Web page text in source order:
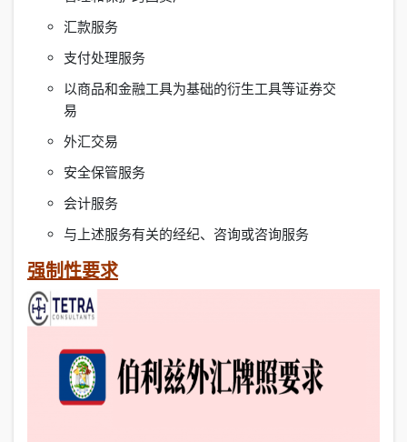
汇款服务
支付处理服务
以商品和金融工具为基础的衍生工具等证券交
易
外汇交易
安全保管服务
会计服务
与上述服务有关的经纪、咨询或咨询服务
强制性要求